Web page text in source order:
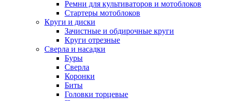
Ремни для культиваторов и мотоблоков
Стартеры мотоблоков
Круги и диски
Зачистные и обдирочные круги
Круги отрезные
Сверла и насадки
Буры
Сверла
Коронки
Биты
Головки торцевые